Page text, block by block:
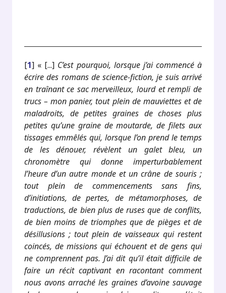
[1] « [...] C’est pourquoi, lorsque j’ai commencé à
écrire des romans de science-fiction, je suis arrivé
en traînant ce sac merveilleux, lourd et rempli de
trucs – mon panier, tout plein de mauviettes et de
maladroits, de petites graines de choses plus
petites qu’une graine de moutarde, de filets aux
tissages emmêlés qui, lorsque l’on prend le temps
de les dénouer, révèlent un galet bleu, un
chronomètre qui donne imperturbablement
l’heure d’un autre monde et un crâne de souris ;
tout plein de commencements sans fins,
d’initiations, de pertes, de métamorphoses, de
traductions, de bien plus de ruses que de conflits,
de bien moins de triomphes que de pièges et de
désillusions ; tout plein de vaisseaux qui restent
coincés, de missions qui échouent et de gens qui
ne comprennent pas. J’ai dit qu’il était difficile de
faire un récit captivant en racontant comment
nous avons arraché les graines d’avoine sauvage